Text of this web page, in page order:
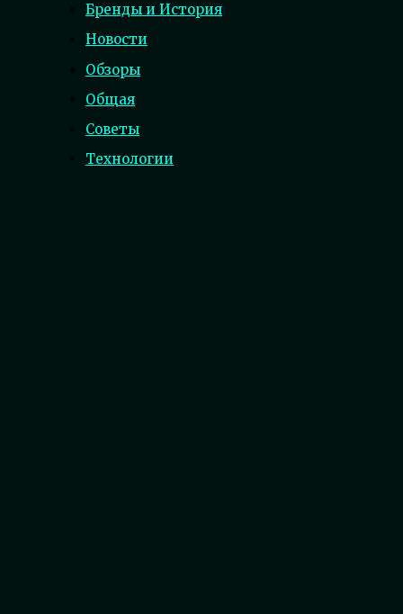
Бренды и История
Новости
Обзоры
Общая
Советы
Технологии